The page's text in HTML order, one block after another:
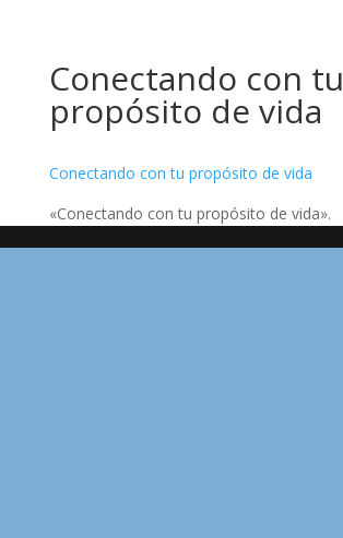
Conectando con tu
propósito de vida
Conectando con tu propósito de vida
«Conectando con tu propósito de vida».